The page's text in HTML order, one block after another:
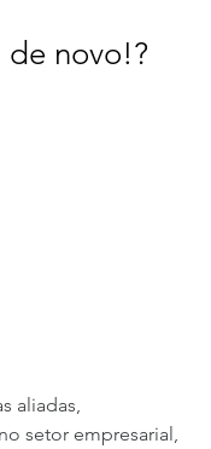
de novo!?
aliadas,
setor empresarial,